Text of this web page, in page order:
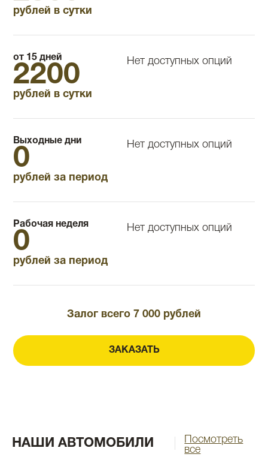
рублей в сутки
от 15 дней
2200
рублей в сутки
Нет доступных опций
Выходные дни
0
рублей за период
Нет доступных опций
Рабочая неделя
0
рублей за период
Нет доступных опций
Залог всего 7 000 рублей
ЗАКАЗАТЬ
НАШИ АВТОМОБИЛИ
Посмотреть
все